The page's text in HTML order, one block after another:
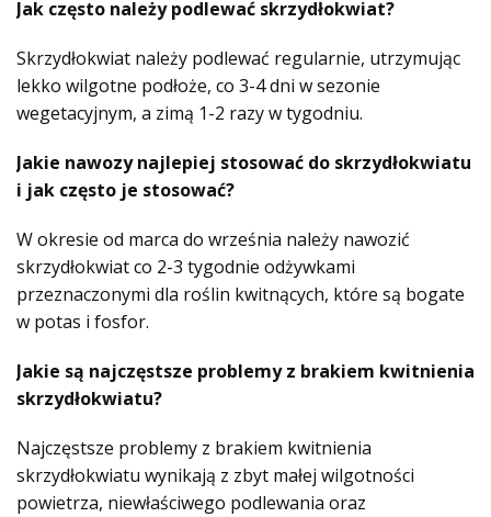
Jak często należy podlewać skrzydłokwiat?
Skrzydłokwiat należy podlewać regularnie, utrzymując
lekko wilgotne podłoże, co 3-4 dni w sezonie
wegetacyjnym, a zimą 1-2 razy w tygodniu.
Jakie nawozy najlepiej stosować do skrzydłokwiatu
i jak często je stosować?
W okresie od marca do września należy nawozić
skrzydłokwiat co 2-3 tygodnie odżywkami
przeznaczonymi dla roślin kwitnących, które są bogate
w potas i fosfor.
Jakie są najczęstsze problemy z brakiem kwitnienia
skrzydłokwiatu?
Najczęstsze problemy z brakiem kwitnienia
skrzydłokwiatu wynikają z zbyt małej wilgotności
powietrza, niewłaściwego podlewania oraz